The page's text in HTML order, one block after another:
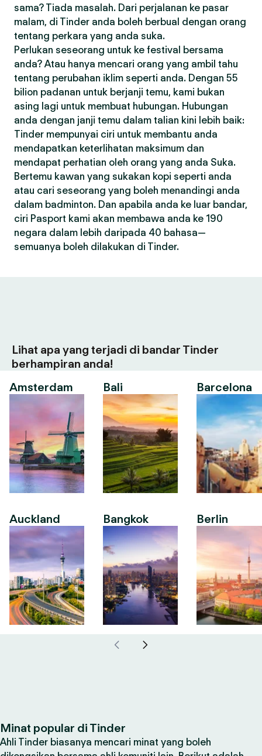
sama? Tiada masalah. Dari perjalanan ke pasar
malam, di Tinder anda boleh berbual dengan orang
tentang perkara yang anda suka.
Perlukan seseorang untuk ke festival bersama
anda? Atau hanya mencari orang yang ambil tahu
tentang perubahan iklim seperti anda. Dengan 55
bilion padanan untuk berjanji temu, kami bukan
asing lagi untuk membuat hubungan. Hubungan
anda dengan janji temu dalam talian kini lebih baik:
Tinder mempunyai ciri untuk membantu anda
mendapatkan keterlihatan maksimum dan
mendapat perhatian oleh orang yang anda Suka.
Bertemu kawan yang sukakan kopi seperti anda
atau cari seseorang yang boleh menandingi anda
dalam badminton. Dan apabila anda ke luar bandar,
ciri Pasport kami akan membawa anda ke 190
negara dalam lebih daripada 40 bahasa—
semuanya boleh dilakukan di Tinder.
Lihat apa yang terjadi di bandar Tinder
berhampiran anda!
Amsterdam
Auckland
Bali
Bangkok
Barcelona
Berlin
Minat popular di Tinder
Ahli Tinder biasanya mencari minat yang boleh